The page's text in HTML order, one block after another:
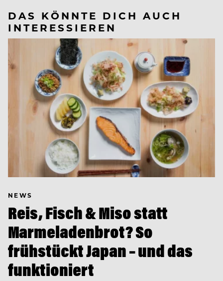
DAS KÖNNTE DICH AUCH
INTERESSIEREN
NEWS
Reis, Fisch & Miso statt
Marmeladenbrot? So
frühstückt Japan – und das
funktioniert